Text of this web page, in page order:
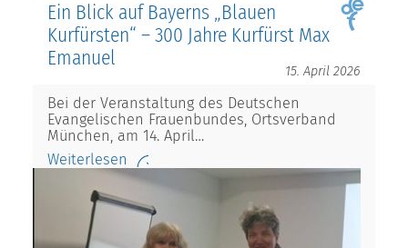
Ein Blick auf Bayerns „Blauen
Kurfürsten“ – 300 Jahre Kurfürst Max
Emanuel
15. April 2026
Bei der Veranstaltung des Deutschen
Evangelischen Frauenbundes, Ortsverband
München, am 14. April…
Weiterlesen